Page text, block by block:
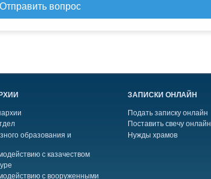
Отправить вопрос
образования и
с казачеством
с вооруженными
ЗАПИСКИ ОНЛАЙН
Подать записку онлайн
Поставить свечу онлайн
Нужды храмов